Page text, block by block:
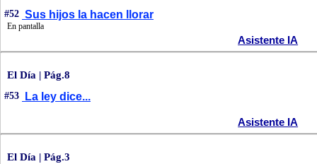
#52 Sus hijos la hacen llorar
En pantalla
Asistente IA
El Día | Pág.8
#53 La ley dice...
Asistente IA
El Día | Pág.3